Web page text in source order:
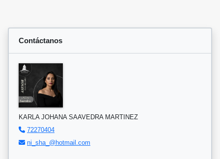
Contáctanos
KARLA JOHANA SAAVEDRA MARTINEZ
72270404
ni_sha_@hotmail.com